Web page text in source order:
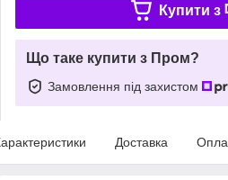
Купити з
Що таке купити з Пром?
Замовлення під захистом
Доставка